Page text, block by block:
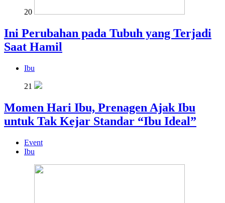
20
Ini Perubahan pada Tubuh yang Terjadi
Saat Hamil
Ibu
21
Momen Hari Ibu, Prenagen Ajak Ibu
untuk Tak Kejar Standar “Ibu Ideal”
Event
Ibu